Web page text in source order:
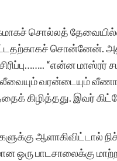
சொல்லத்
சொன்னேன்.
“என்ன மாஸ்ரர்
வரன்டையும்
கிழித்தது. இவர்
ஆளாகிவிட்டால்
ஒரு பாடசாலைக்கு